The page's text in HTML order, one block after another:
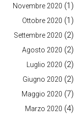
Novembre 2020 (1)
Ottobre 2020 (1)
Settembre 2020 (2)
Agosto 2020 (2)
Luglio 2020 (2)
Giugno 2020 (2)
Maggio 2020 (7)
Marzo 2020 (4)